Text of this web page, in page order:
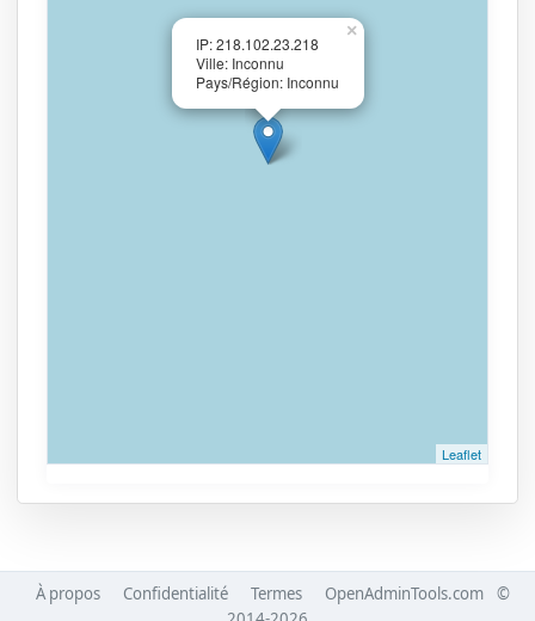
IP: 218.102.23.218
Ville: Inconnu
Pays/Région: Inconnu
×
Leaflet
À propos Confidentialité Termes OpenAdminTools.com
©